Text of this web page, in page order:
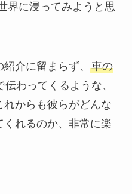
界に浸ってみようと思
介に留まらず、 車の
伝わってくるような、
からも彼らがどんな
れるのか、非常に楽